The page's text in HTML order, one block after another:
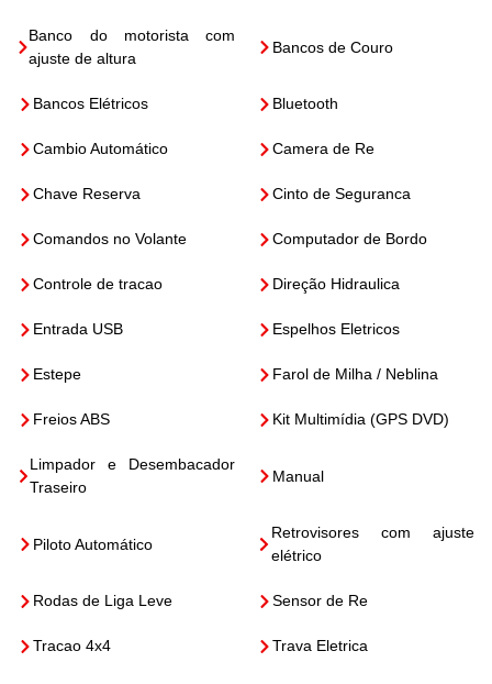
Banco do motorista com
ajuste de altura
Bancos de Couro
Bancos Elétricos Bluetooth
Cambio Automático Camera de Re
Chave Reserva Cinto de Seguranca
Comandos no Volante Computador de Bordo
Controle de tracao Direção Hidraulica
Entrada USB Espelhos Eletricos
Estepe Farol de Milha / Neblina
Freios ABS Kit Multimídia (GPS DVD)
Limpador e Desembacador
Traseiro
Manual
Piloto Automático
Retrovisores com ajuste
elétrico
Rodas de Liga Leve Sensor de Re
Tracao 4x4 Trava Eletrica